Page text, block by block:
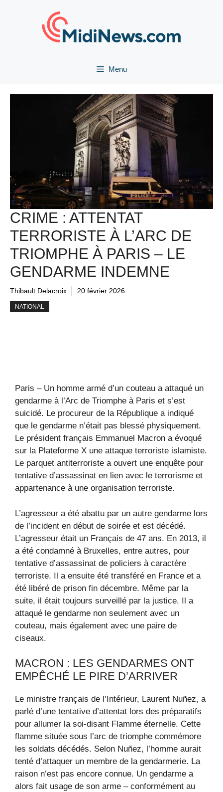
Menu
CRIME : ATTENTAT
TERRORISTE À L’ARC DE
TRIOMPHE À PARIS – LE
GENDARME INDEMNE
Thibault Delacroix 20 février 2026
NATIONAL
Paris – Un homme armé d’un couteau a attaqué un
gendarme à l’Arc de Triomphe à Paris et s’est
suicidé. Le procureur de la République a indiqué
que le gendarme n’était pas blessé physiquement.
Le président français Emmanuel Macron a évoqué
sur la Plateforme X une attaque terroriste islamiste.
Le parquet antiterroriste a ouvert une enquête pour
tentative d’assassinat en lien avec le terrorisme et
appartenance à une organisation terroriste.
L’agresseur a été abattu par un autre gendarme lors
de l’incident en début de soirée et est décédé.
L’agresseur était un Français de 47 ans. En 2013, il
a été condamné à Bruxelles, entre autres, pour
tentative d’assassinat de policiers à caractère
terroriste. Il a ensuite été transféré en France et a
été libéré de prison fin décembre. Même par la
suite, il était toujours surveillé par la justice. Il a
attaqué le gendarme non seulement avec un
couteau, mais également avec une paire de
ciseaux.
MACRON : LES GENDARMES ONT
EMPÊCHÉ LE PIRE D’ARRIVER
Le ministre français de l’Intérieur, Laurent Nuñez, a
parlé d’une tentative d’attentat lors des préparatifs
pour allumer la soi-disant Flamme éternelle. Cette
flamme située sous l’arc de triomphe commémore
les soldats décédés. Selon Nuñez, l’homme aurait
tenté d’attaquer un membre de la gendarmerie. La
raison n’est pas encore connue. Un gendarme a
alors fait usage de son arme – conformément au